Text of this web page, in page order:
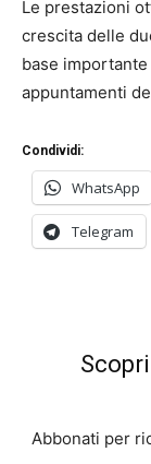
Le prestazioni
crescita delle
base
appuntamenti
Condividi:
WhatsApp
Telegram
Abbonati per